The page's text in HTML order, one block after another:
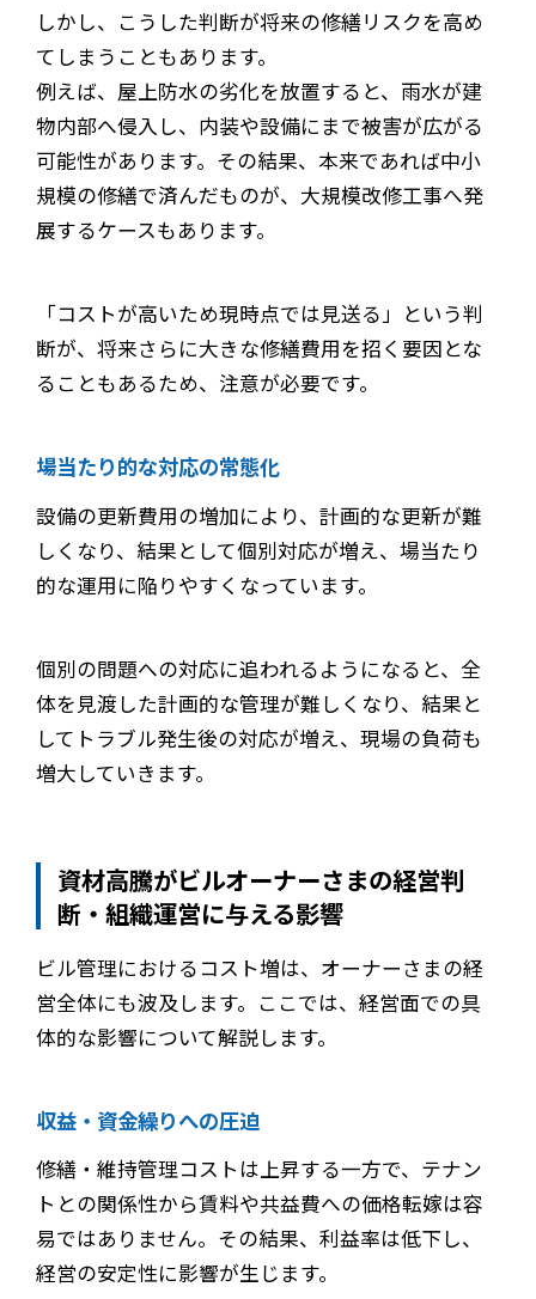
しかし、こうした判断が将来の修繕リスクを高め
てしまうこともあります。
例えば、屋上防水の劣化を放置すると、雨水が建
物内部へ侵入し、内装や設備にまで被害が広がる
可能性があります。その結果、本来であれば中小
規模の修繕で済んだものが、大規模改修工事へ発
展するケースもあります。
「コストが高いため現時点では見送る」という判
断が、将来さらに大きな修繕費用を招く要因とな
ることもあるため、注意が必要です。
場当たり的な対応の常態化
設備の更新費用の増加により、計画的な更新が難
しくなり、結果として個別対応が増え、場当たり
的な運用に陥りやすくなっています。
個別の問題への対応に追われるようになると、全
体を見渡した計画的な管理が難しくなり、結果と
してトラブル発生後の対応が増え、現場の負荷も
増大していきます。
資材高騰がビルオーナーさまの経営判
断・組織運営に与える影響
ビル管理におけるコスト増は、オーナーさまの経
営全体にも波及します。ここでは、経営面での具
体的な影響について解説します。
収益・資金繰りへの圧迫
修繕・維持管理コストは上昇する一方で、テナン
トとの関係性から賃料や共益費への価格転嫁は容
易ではありません。その結果、利益率は低下し、
経営の安定性に影響が生じます。